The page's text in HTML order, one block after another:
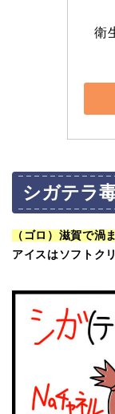
衛
シガテラ
（ゴロ）滋賀で渦
アイスはソフトク